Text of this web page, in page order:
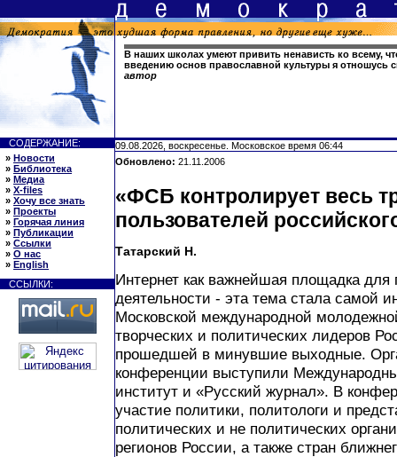
В наших школах умеют привить ненависть ко всему,
введению основ православной культуры я отношусь
автор
СОДЕРЖАНИЕ:
» Новости
» Библиотека
» Медиа
» X-files
» Хочу все знать
» Проекты
» Горячая линия
» Публикации
» Ссылки
» О нас
» English
ССЫЛКИ:
09.08.2026, воскресенье. Московское время 06:44
Обновлено: 21.11.2006
«ФСБ контролирует весь
пользователей
Татарский Н.
Интернет как важнейшая площадка для
деятельности - эта тема стала самой
Московской международной
творческих и политических лидеров
прошедшей в минувшие выходные.
конференции выступили
институт и «Русский журнал». В
участие политики, политологи и
политических и не политических
регионов России, а также стран